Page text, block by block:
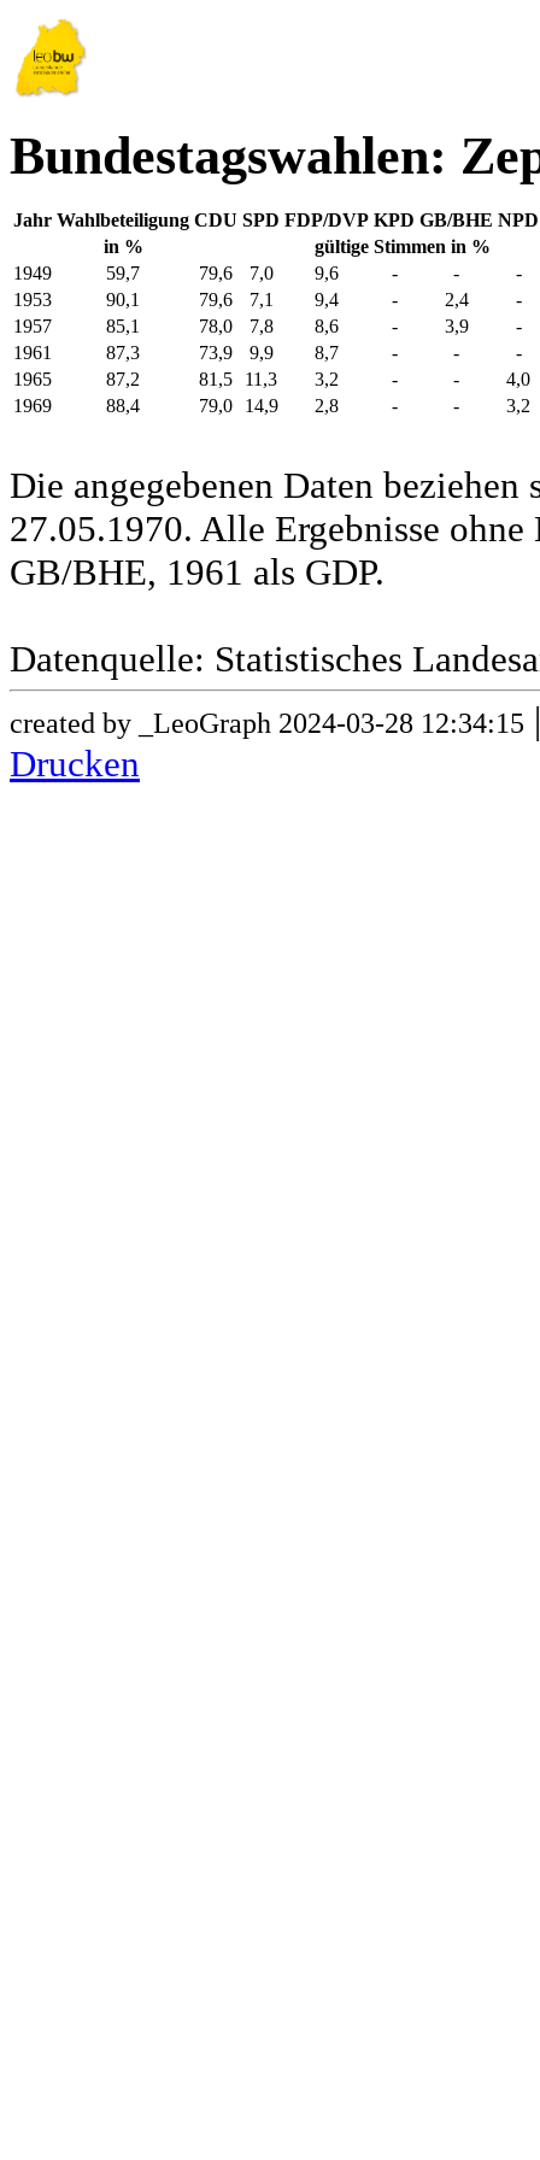
Bundestagswahlen:
Jahr Wahlbeteiligung CDU SPD FDP/DVP KPD GB/BHE NPD
in %
gültige Stimmen in %
1949
59,7 79,6 7,0 9,6 - -
-
1953
90,1 79,6 7,1 9,4 - 2,4
-
1957
85,1 78,0 7,8 8,6 - 3,9
-
1961
87,3 73,9 9,9 8,7 - -
-
1965
87,2 81,5 11,3 3,2 - -
4,0
1969
88,4 79,0 14,9 2,8 - - 3,2
Die angegebenen Daten
27.05.1970. Alle Ergebnisse
GB/BHE, 1961 als GDP.
Datenquelle: Statistisches
created by _LeoGraph 2024-03-28 12:34:15
Drucken